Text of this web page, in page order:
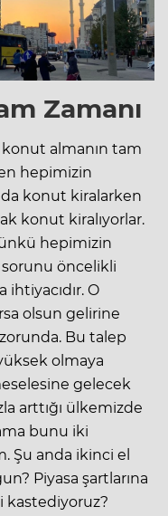
Zamanı
konut almanın tam
hepimizin
konut kiralarken
konut kiralıyorlar.
hepimizin
öncelikli
ihtiyacıdır. O
olsun gelirine
Bu talep
olmaya
gelecek
arttığı ülkemizde
bunu iki
Şu anda ikinci el
Piyasa şartlarına
kastediyoruz?